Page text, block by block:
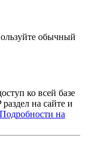
обычный
ко всей базе
на сайте и
Подробности на